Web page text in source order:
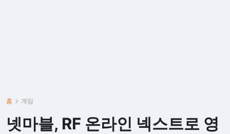
홈 게임
넷마블, RF 온라인 넥스트로 영